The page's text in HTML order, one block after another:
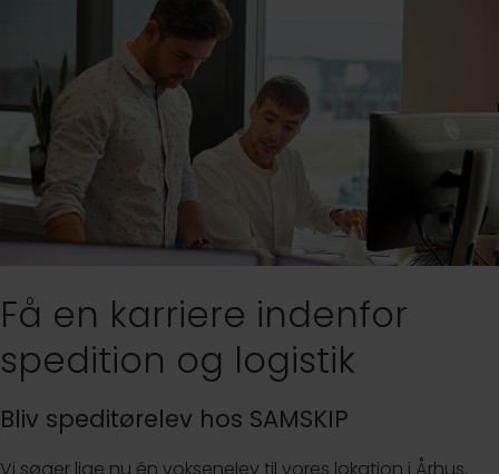
Få en karriere indenfor
spedition og logistik
Bliv speditørelev hos SAMSKIP